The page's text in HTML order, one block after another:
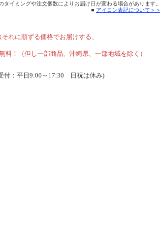
イミングや注文個数によりお届け日が変わる場合があります。
■ アイコン表記について＞＞
れに順ずる価格でお届けする、
！（但し一部商品、沖縄県、一部地域を除く）
付：平日9:00～17:30 日祝は休み)